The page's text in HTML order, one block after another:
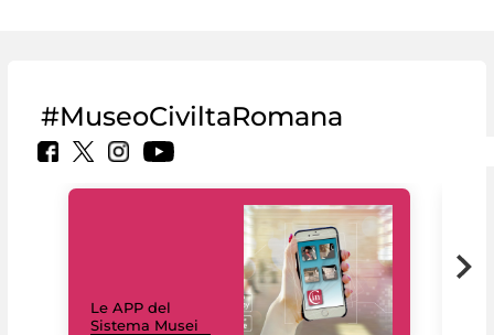
#MuseoCiviltaRomana
Le APP del
Sistema Musei